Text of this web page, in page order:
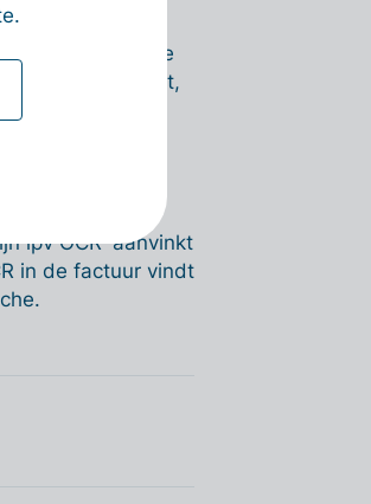
de klantenfiche
klant aanmaakt,
ipv OCR' aanvinkt
in de factuur vindt